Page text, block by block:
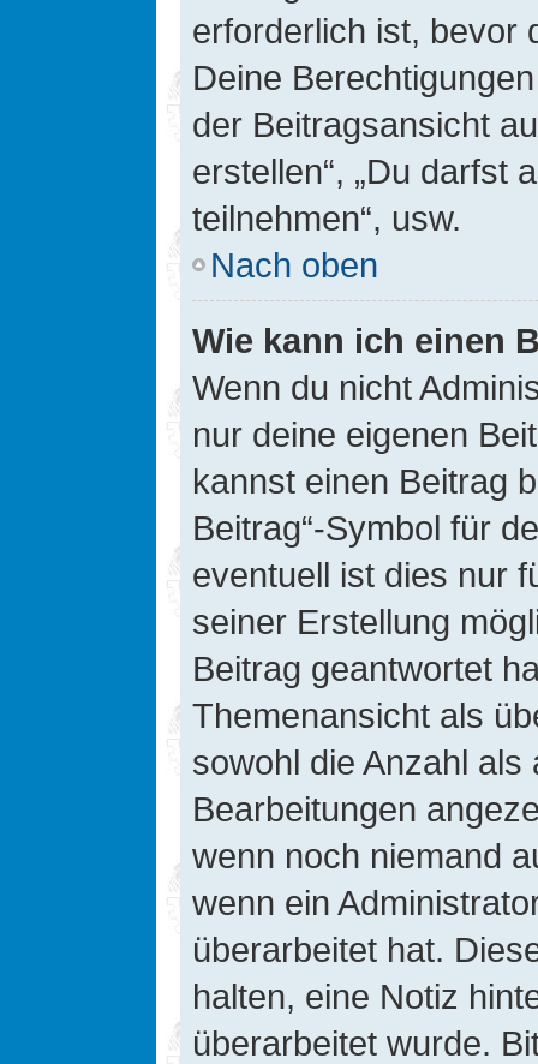
erforderlich ist, bevor
Deine
der Beitragsansicht
erstellen“, „Du darfst
teilnehmen“, usw.
Nach oben
Wie kann ich einen
Wenn du nicht
nur deine eigenen
kannst einen Beitrag
Beitrag“-Symbol für
eventuell ist dies nur
seiner Erstellung
Beitrag geantwortet
Themenansicht als
sowohl die Anzahl
Bearbeitungen
wenn noch niemand
wenn ein
überarbeitet hat.
halten, eine Notiz
überarbeitet wurde.